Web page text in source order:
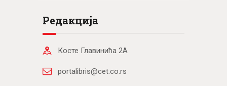
Редакција
Косте Главинића 2А
portalibris@cet.co.rs